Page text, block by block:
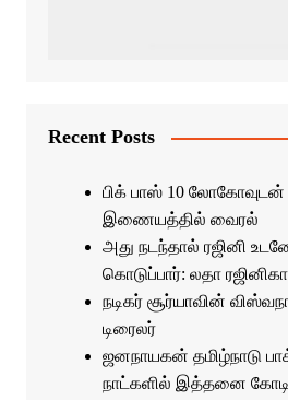
Recent Posts
பிக் பாஸ் 10 லோகோவுடன்
இணையத்தில் வைரல்
அது நடந்தால் ரஜினி
கொடுப்பார்: லதா
நடிகர் சூர்யாவின்
டிரைலர்
ஜனநாயகன் தமிழ்நாடு
நாட்களில் இத்தனை